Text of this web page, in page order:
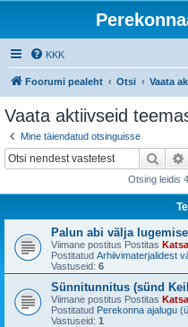
KKK
Foorumi pealeht Otsi Vaata
Vaata aktiivseid
Mine täiendatud otsinguisse
Otsi
Otsing leidis
Palun abi välja
Viimane postitus Postitas Katsa
Postitatud Arhiivimaterjalidest
Vastuseid: 6
Sünnitunnitus (sünd
Viimane postitus Postitas Katsa
Postitatud Perekonna ajalugu
Vastuseid: 1